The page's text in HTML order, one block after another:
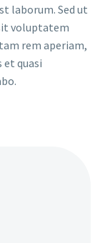
laborum. Sed ut
voluptatem
rem aperiam,
et quasi